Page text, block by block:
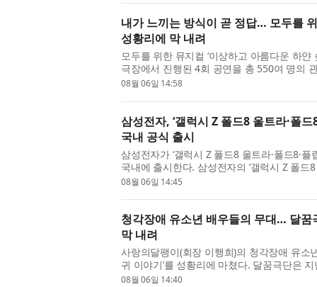
내가 느끼는 방식이 곧 정답… 모두를
성황리에 막 내려
모두를 위한 뮤지컬 ‘이상하고 아름다운 하
극장에서 진행된 4회 공연을 총 550여 명의
어린이·청소년을 위한 예술지원사업 선정...
08월 06일 14:58
삼성전자, ‘갤럭시 Z 폴드8 울트라·폴드
국내 공식 출시
삼성전자가 ‘갤럭시 Z 폴드8 울트라·폴드8·플
국내에 출시한다. 삼성전자의 ‘갤럭시 Z 폴드
3일까지 7일간 진행된 사전 판매에서...
08월 06일 14:45
청각장애 유소년 배우들의 무대… 달꿈
막 내려
사랑의달팽이(회장 이행희)의 청각장애 유소
귀 이야기’를 성황리에 마쳤다. 달꿈극단은
치한 CKL스테이지에서 ‘미로와 푸른귀 ...
08월 06일 14:40